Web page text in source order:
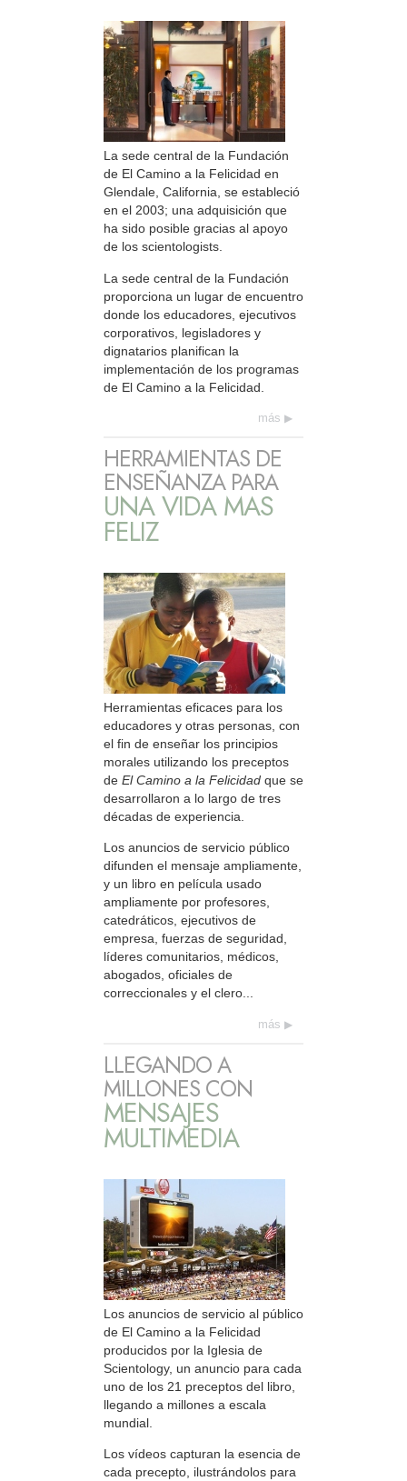
La sede central de la Fundación
de El Camino a la Felicidad en
Glendale, California, se estableció
en el 2003; una adquisición que
ha sido posible gracias al apoyo
de los scientologists.
La sede central de la Fundación
proporciona un lugar de encuentro
donde los educadores, ejecutivos
corporativos, legisladores y
dignatarios planifican la
implementación de los programas
de El Camino a la Felicidad.
más
HERRAMIENTAS DE
ENSEÑANZA PARA
UNA VIDA MAS
FELIZ
Herramientas eficaces para los
educadores y otras personas, con
el fin de enseñar los principios
morales utilizando los preceptos
de El Camino a la Felicidad que se
desarrollaron a lo largo de tres
décadas de experiencia.
Los anuncios de servicio público
difunden el mensaje ampliamente,
y un libro en película usado
ampliamente por profesores,
catedráticos, ejecutivos de
empresa, fuerzas de seguridad,
líderes comunitarios, médicos,
abogados, oficiales de
correccionales y el clero...
más
LLEGANDO A
MILLONES CON
MENSAJES
MULTIMEDIA
Los anuncios de servicio al público
de El Camino a la Felicidad
producidos por la Iglesia de
Scientology, un anuncio para cada
uno de los 21 preceptos del libro,
llegando a millones a escala
mundial.
Los vídeos capturan la esencia de
cada precepto, ilustrándolos para